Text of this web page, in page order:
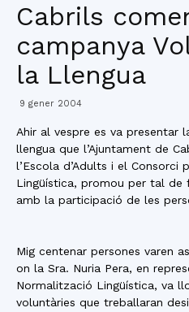
Cabrils
campanya
la Llengua
9 gener 2004
Ahir al vespre es va presentar
llengua que l’Ajuntament de
l’Escola d’Adults i el Consorci
Lingüística, promou per tal de
amb la participació de les
Mig centenar persones varen
on la Sra. Nuria Pera, en
Normalització Lingüística, va
voluntàries que treballaran